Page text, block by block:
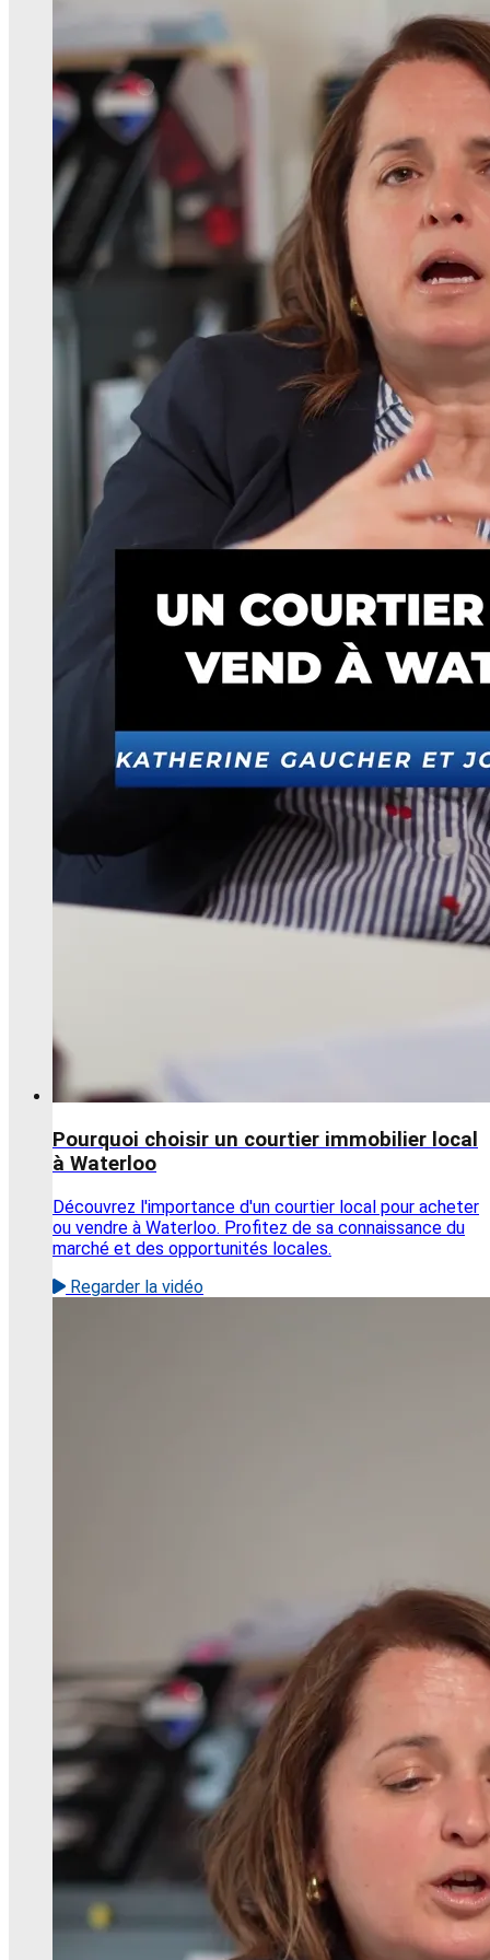
Pourquoi choisir un courtier immobilier local
à Waterloo
Découvrez l'importance d'un courtier local pour acheter
ou vendre à Waterloo. Profitez de sa connaissance du
marché et des opportunités locales.
Regarder la vidéo